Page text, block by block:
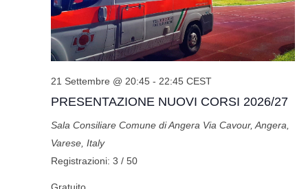
PRESENTAZIONE NUOVI CORSI 2026/27
21 Settembre @ 20:45- 22:45 CEST
Sala Consiliare Comune di Angera Via Cavour, Angera,
Varese, Italy
Registrazioni: 3 / 50